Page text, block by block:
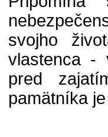
svojho
vlastenca -
pred
pamätníka